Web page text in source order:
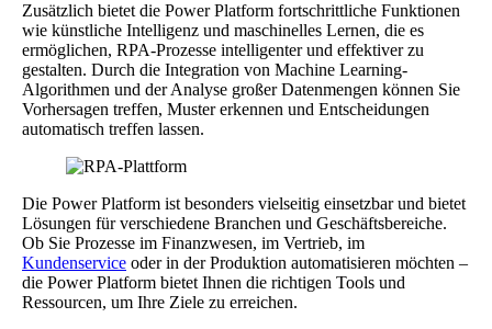
Zusätzlich bietet die Power Platform fortschrittliche Funktionen
wie künstliche Intelligenz und maschinelles Lernen, die es
ermöglichen, RPA-Prozesse intelligenter und effektiver zu
gestalten. Durch die Integration von Machine Learning-
Algorithmen und der Analyse großer Datenmengen können Sie
Vorhersagen treffen, Muster erkennen und Entscheidungen
automatisch treffen lassen.
Die Power Platform ist besonders vielseitig einsetzbar und bietet
Lösungen für verschiedene Branchen und Geschäftsbereiche.
Ob Sie Prozesse im Finanzwesen, im Vertrieb, im
Kundenservice oder in der Produktion automatisieren möchten –
die Power Platform bietet Ihnen die richtigen Tools und
Ressourcen, um Ihre Ziele zu erreichen.